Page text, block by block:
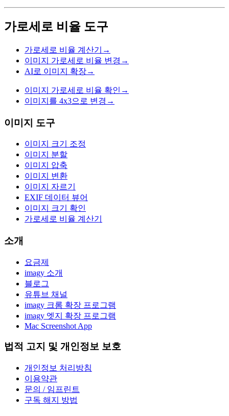
가로세로 비율 도구
가로세로 비율 계산기 →
이미지 가로세로 비율 변경 →
AI로 이미지 확장→
이미지 가로세로 비율 확인 →
이미지를 4x3으로 변경 →
이미지 도구
이미지 크기 조정
이미지 분할
이미지 압축
이미지 변환
이미지 자르기
EXIF 데이터 뷰어
이미지 크기 확인
가로세로 비율 계산기
소개
요금제
imagy 소개
블로그
유튜브 채널
imagy 크롬 확장 프로그램
imagy 엣지 확장 프로그램
Mac Screenshot App
법적 고지 및 개인정보 보호
개인정보 처리방침
이용약관
문의 / 임프린트
구독 해지 방법